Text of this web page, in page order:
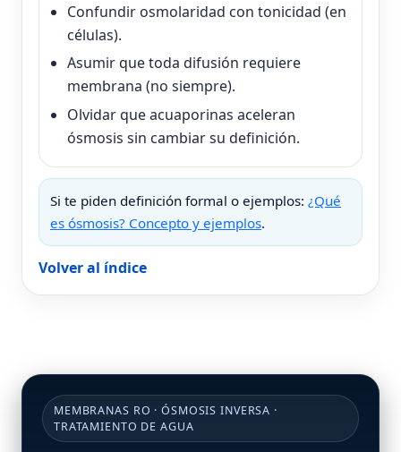
Confundir osmolaridad con tonicidad (en
células).
Asumir que toda difusión requiere
membrana (no siempre).
Olvidar que acuaporinas aceleran
ósmosis sin cambiar su definición.
Si te piden definición formal o ejemplos: ¿Qué
es ósmosis? Concepto y ejemplos.
Volver al índice
MEMBRANAS RO · ÓSMOSIS INVERSA ·
TRATAMIENTO DE AGUA